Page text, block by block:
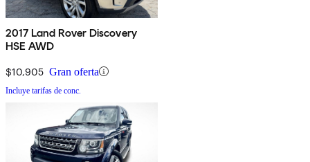
2017 Land Rover Discovery
HSE AWD
$10,905 Gran oferta
Incluye tarifas de conc.